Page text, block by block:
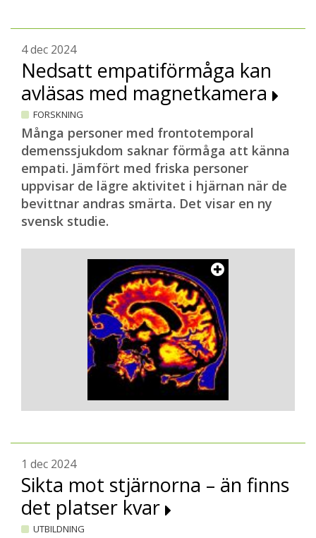
4 dec 2024
Nedsatt empatiförmåga kan
avläsas med magnetkamera
FORSKNING
Många personer med frontotemporal
demenssjukdom saknar förmåga att känna
empati. Jämfört med friska personer
uppvisar de lägre aktivitet i hjärnan när de
bevittnar andras smärta. Det visar en ny
svensk studie.
1 dec 2024
Sikta mot stjärnorna – än finns
det platser kvar
UTBILDNING